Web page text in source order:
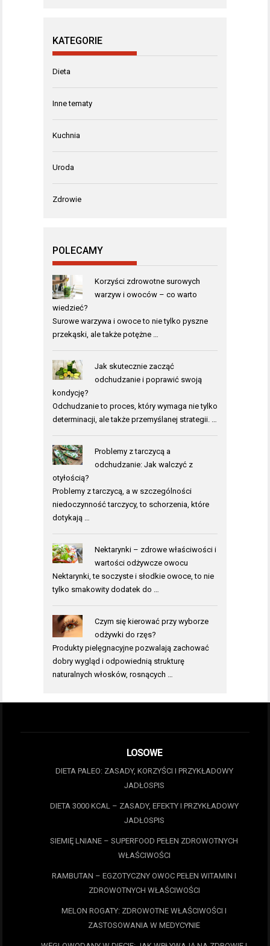
KATEGORIE
Dieta
Inne tematy
Kuchnia
Uroda
Zdrowie
POLECAMY
Korzyści zdrowotne surowych
warzyw i owoców – co warto
wiedzieć?
Surowe warzywa i owoce to nie tylko pyszne
przekąski, ale także potężne …
Jak skutecznie zacząć
odchudzanie i poprawić swoją
kondycję?
Odchudzanie to proces, który wymaga nie tylko
determinacji, ale także przemyślanej strategii. …
Problemy z tarczycą a
odchudzanie: Jak walczyć z
otyłością?
Problemy z tarczycą, a w szczególności
niedoczynność tarczycy, to schorzenia, które
dotykają …
Nektarynki – zdrowe właściwości i
wartości odżywcze owocu
Nektarynki, te soczyste i słodkie owoce, to nie
tylko smakowity dodatek do …
Czym się kierować przy wyborze
odżywki do rzęs?
Produkty pielęgnacyjne pozwalają zachować
dobry wygląd i odpowiednią strukturę
naturalnych włosków, rosnących …
LOSOWE
DIETA PALEO: ZASADY, KORZYŚCI I PRZYKŁADOWY
JADŁOSPIS
DIETA 3000 KCAL – ZASADY, EFEKTY I PRZYKŁADOWY
JADŁOSPIS
SIEMIĘ LNIANE – SUPERFOOD PEŁEN ZDROWOTNYCH
WŁAŚCIWOŚCI
RAMBUTAN – EGZOTYCZNY OWOC PEŁEN WITAMIN I
ZDROWOTNYCH WŁAŚCIWOŚCI
MELON ROGATY: ZDROWOTNE WŁAŚCIWOŚCI I
ZASTOSOWANIA W MEDYCYNIE